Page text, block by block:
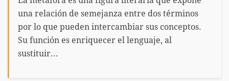
una relación de semejanza entre dos términos
por lo que pueden intercambiar sus conceptos.
Su función es enriquecer el lenguaje, al
sustituir...